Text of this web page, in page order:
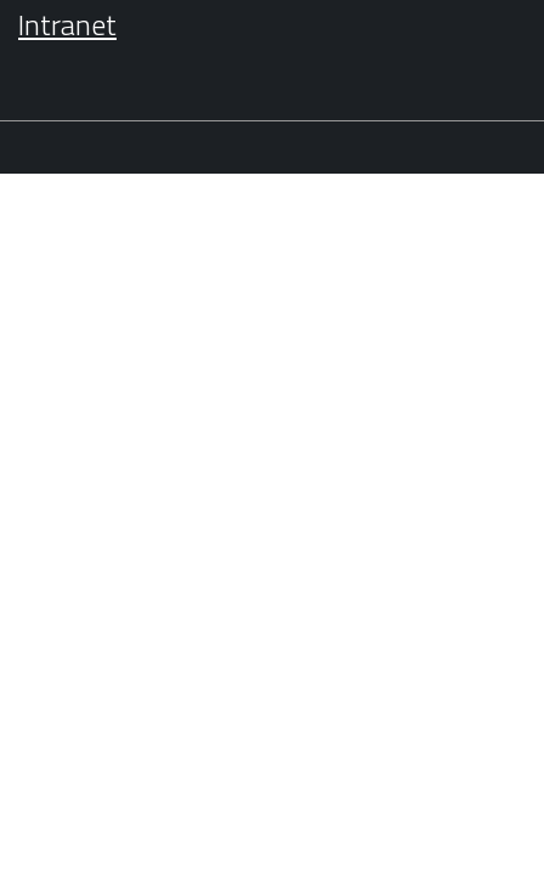
Intranet